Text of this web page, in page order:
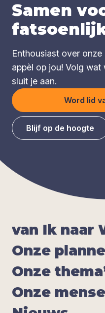
Samen
Enthousiast over
appèl op jou! Volg
sluit je aan.
Word lid
Blijf op de hoogte
van Ik naar
Onze
Onze
Onze